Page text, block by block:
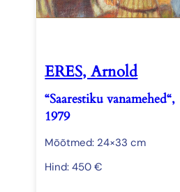
ERES, Arnold
“Saarestiku vanamehed“,
1979
Mõõtmed: 24×33 cm
Hind:450€